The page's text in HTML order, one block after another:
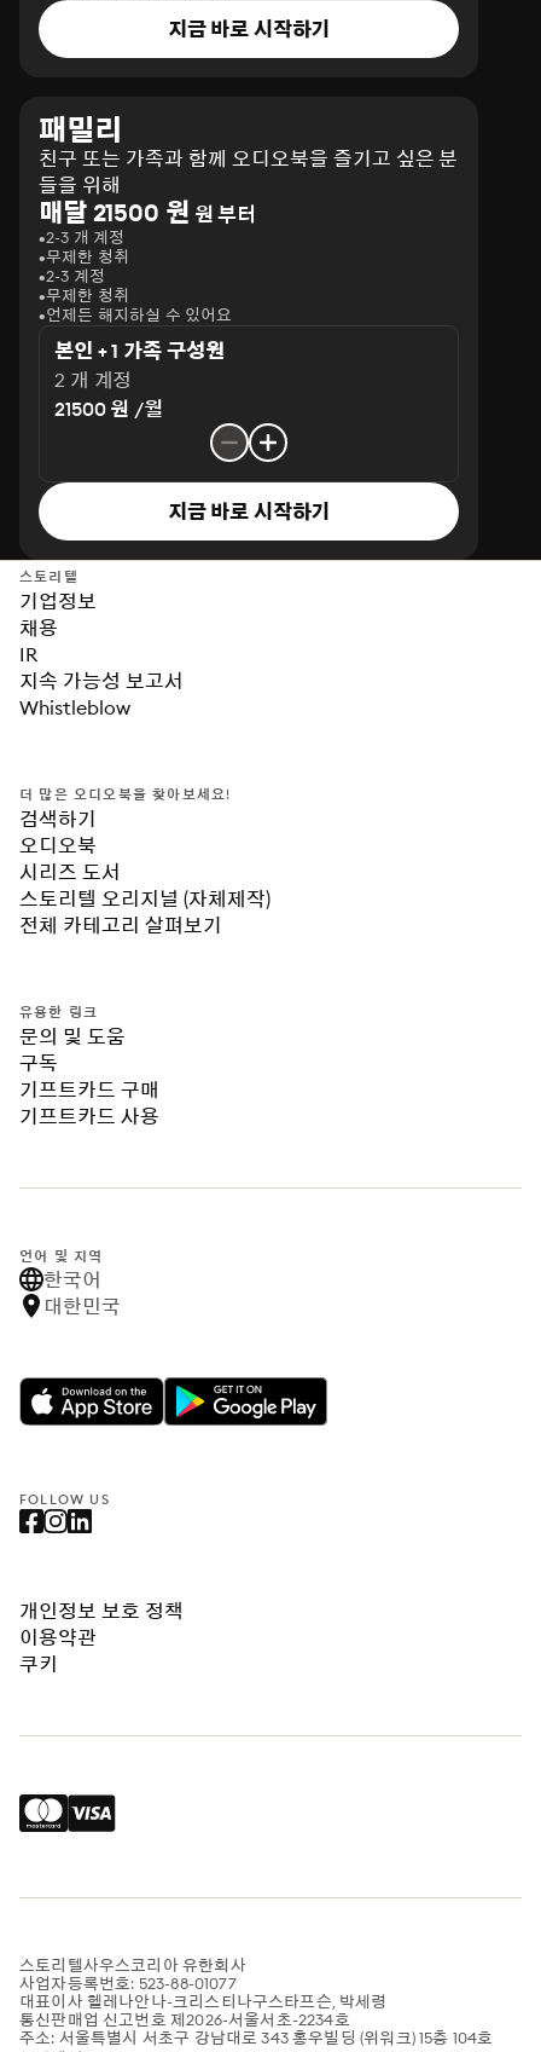
지금 바로 시작하기
패밀리
친구 또는 가족과 함께 오디오북을 즐기고 싶은 분
들을 위해
매달 21500 원 원 부터
2-3 개 계정
무제한 청취
2-3 계정
무제한 청취
언제든 해지하실 수 있어요
본인 + 1 가족 구성원
2 개 계정
21500 원 /월
지금 바로 시작하기
스토리텔
기업정보
채용
IR
지속 가능성 보고서
Whistleblow
더 많은 오디오북을 찾아보세요!
검색하기
오디오북
시리즈 도서
스토리텔 오리지널 (자체제작)
전체 카테고리 살펴보기
유용한 링크
문의 및 도움
구독
기프트카드 구매
기프트카드 사용
언어 및 지역
한국어
대한민국
FOLLOW US
개인정보 보호 정책
이용약관
쿠키
스토리텔사우스코리아 유한회사
사업자등록번호: 523-88-01077
대표이사 헬레나안나-크리스티나구스타프슨, 박세령
통신판매업 신고번호 제2026-서울서초-2234호
주소: 서울특별시 서초구 강남대로 343 홍우빌딩 (위워크) 15층 104호